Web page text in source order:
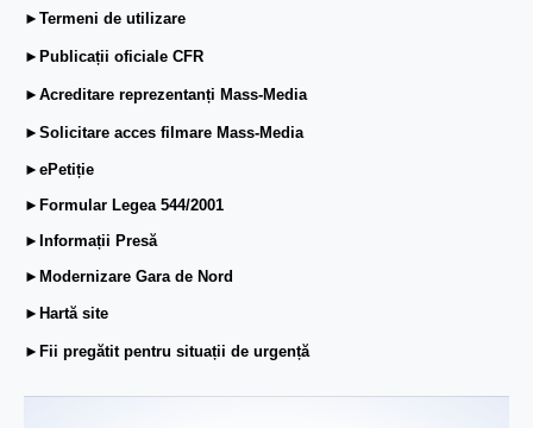
►Termeni de utilizare
►Publicații oficiale CFR
►Acreditare reprezentanți Mass-Media
►Solicitare acces filmare Mass-Media
►ePetiție
►Formular Legea 544/2001
►Informații Presă
►Modernizare Gara de Nord
►Hartă site
►Fii pregătit pentru situații de urgență